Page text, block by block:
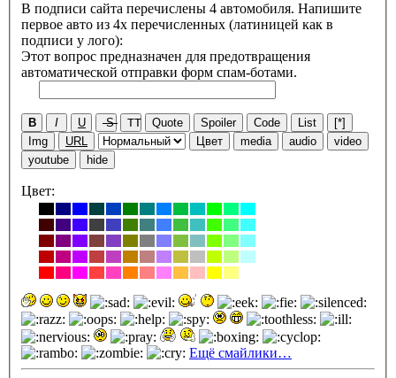
В подписи сайта перечислены 4 автомобиля. Напишите
первое авто из 4х перечисленных (латиницей как в
подписи у лого):
Этот вопрос предназначен для предотвращения
автоматической отправки форм спам-ботами.
B I U S TT Quote Spoiler Code List
[*]
Img
URL Цвет media audio
video
youtube
hide
Цвет:
Ещё смайлики…